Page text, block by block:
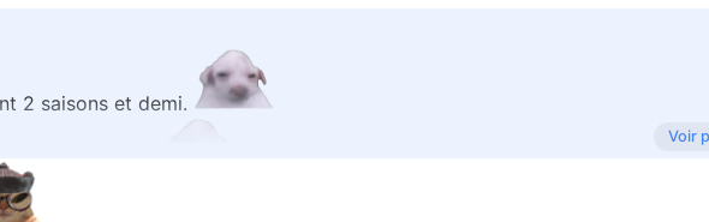
2 saisons et demi.
enfin dedans
Voir